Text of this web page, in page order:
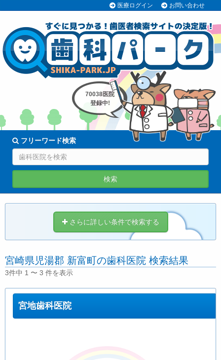
医療ログイン お問い合わせ
70038医院
登録中!
フリーワード検索
検索
さらに詳しい条件で検索する
宮崎県児湯郡 新富町の歯科医院 検索結果
3件中 1 〜 3 件を表示
宮地歯科医院